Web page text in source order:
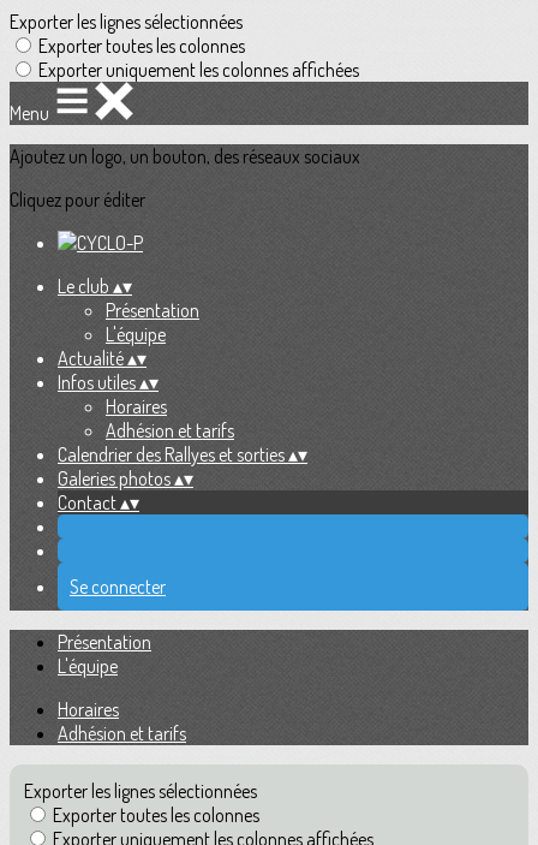
Exporter les lignes sélectionnées
Exporter toutes les colonnes
Exporter uniquement les colonnes affichées
Menu
Ajoutez un logo, un bouton, des réseaux sociaux
Cliquez pour éditer
Le club ▴▾
Présentation
L'équipe
Actualité▴▾
Infos utiles▴▾
Horaires
Adhésion et tarifs
Calendrier des Rallyes et sorties▴▾
Galeries photos▴▾
Contact▴▾
Se connecter
Présentation
L'équipe
Horaires
Adhésion et tarifs